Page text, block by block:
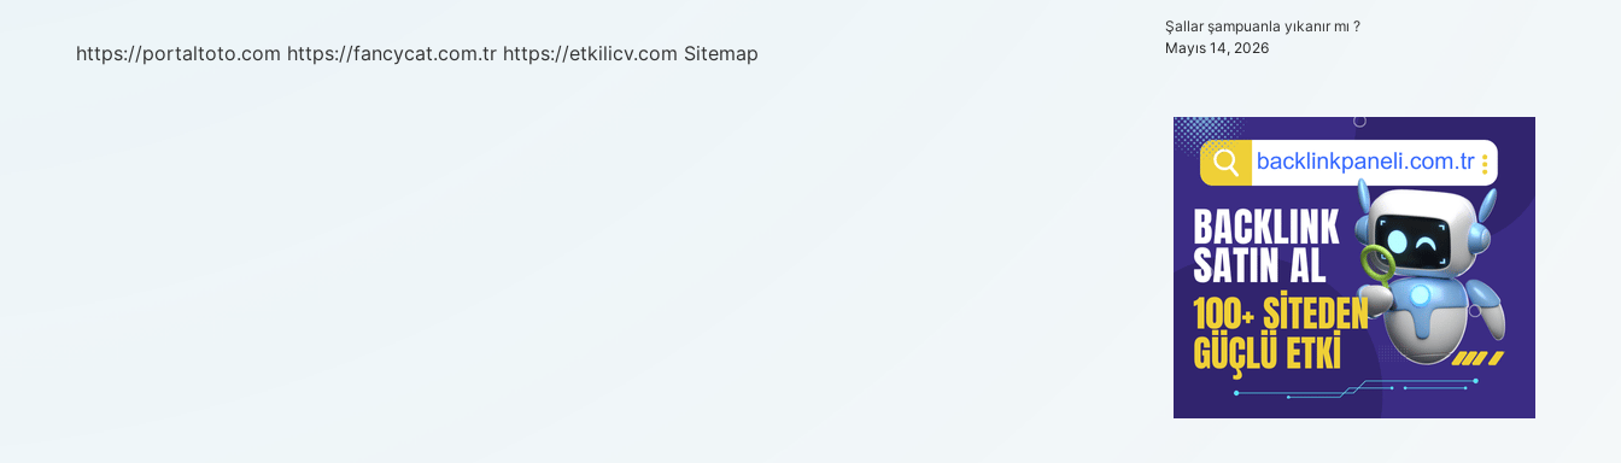
https://portaltoto.com https://fancycat.com.tr https://etkilicv.com Sitemap
Şallar şampuanla yıkanır mı ?
Mayıs 14, 2026